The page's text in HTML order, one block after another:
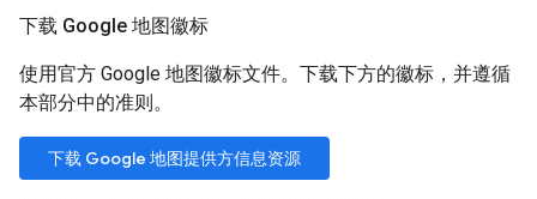
下载 Google 地图徽标
使用官方 Google 地图徽标文件。下载下方的徽标，并遵循
本部分中的准则。
下载 Google 地图提供方信息资源